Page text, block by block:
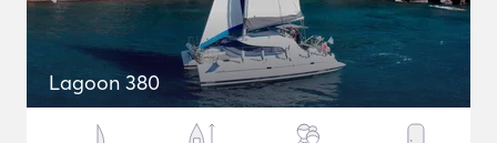
Lagoon 380